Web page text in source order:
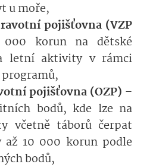
u moře,
pojišťovna (VZP
korun na dětské
letní aktivity v rámci
pojišťovna (OZP) –
bodů, kde lze na
včetně táborů čerpat
až 10 000 korun podle
bodů,